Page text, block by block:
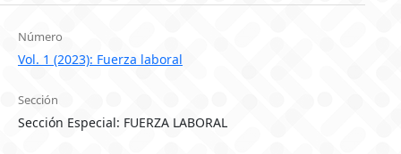
Número
Vol. 1 (2023): Fuerza laboral
Sección
Sección Especial: FUERZA LABORAL